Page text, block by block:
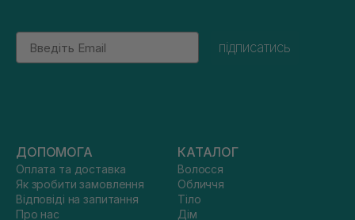
Email
підписатись
ДОПОМОГА
Оплата та доставка
Як зробити замовлення
Відповіді на запитання
Про нас
КАТАЛОГ
Волосся
Обличчя
Тіло
Дім